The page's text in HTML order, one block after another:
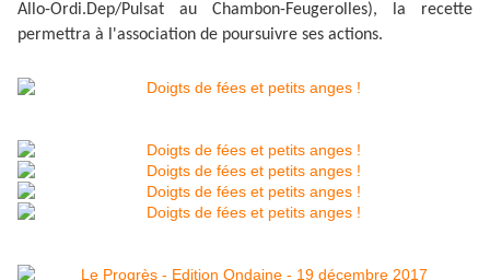
Allo-Ordi.Dep/Pulsat au Chambon-Feugerolles), la recette
permettra à l'association de poursuivre ses actions.